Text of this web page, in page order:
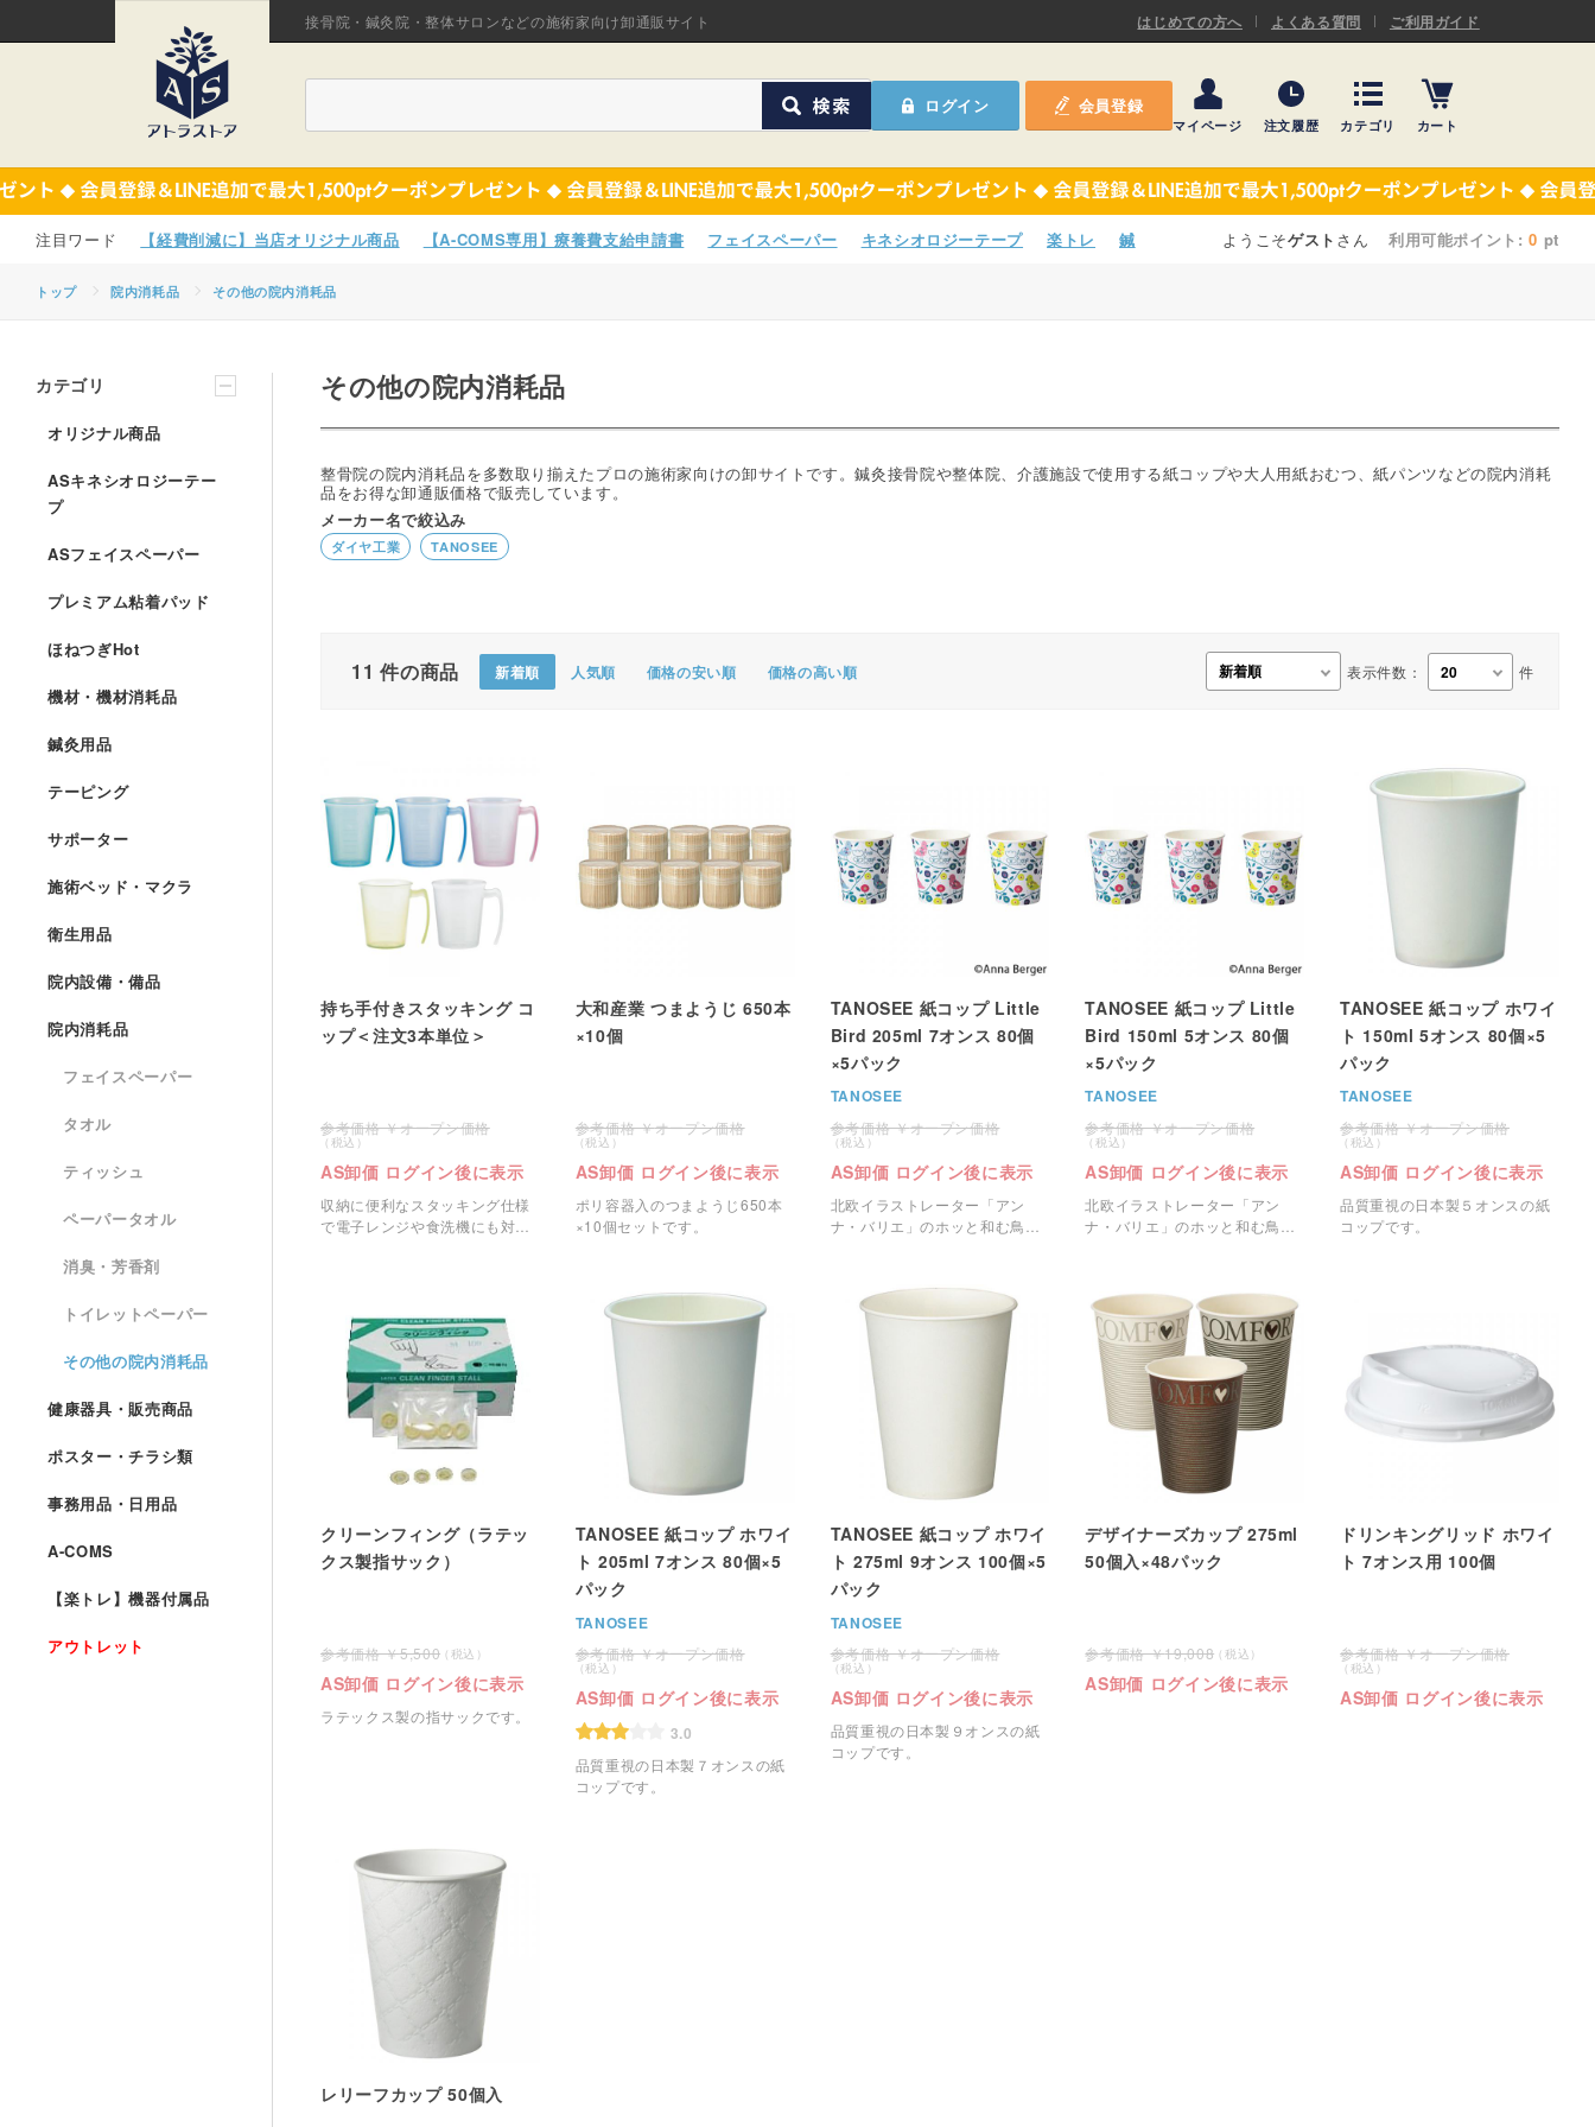
接骨院・鍼灸院・整体サロンなどの施術家向け卸通販サイト はじめての方へ よくある質問 ご利用ガイド
ログイン 会員登録
マイページ 注文履歴 カテゴリ
オリジナル商品 ASキネシオロジーテープ
カート
【経費削減に】当店オリジナル商品 【A-COMS専用】療養費支給申請書 フェイスペーパー キネシオロジーテープ 楽トレ 鍼 ようこそゲスト さん 利用可能ポイント:0 pt
トップ 院内消耗品 その他の院内消耗品
その他の院内消耗品
整骨院の院内消耗品を多数取り揃えたプロの施術家向けの卸サイトです。鍼灸接骨院や整体院、介護施設で使用する紙コップや大人用紙おむつ、紙パンツなどの院内消耗
品をお得な卸通販価格で販売しています。
メーカー名で絞込み
ダイヤ工業 TANOSEE
11 件の商品 新着順 人気順 価格の安い順 価格の高い順 表示件数： 件
持ち手付きスタッキング コ
ップ＜注文3本単位＞
オープン価格
AS卸価 ログイン後に表示
収納に便利なスタッキング仕様
で電子レンジや食洗機にも対応
大和産業 つまようじ 650本
×10個
オープン価格
AS卸価 ログイン後に表示
ポリ容器入のつまようじ650本
×10個セットです。
TANOSEE 紙コップ Little
Bird 205ml 7オンス 80個
×5パック
TANOSEE
オープン価格
AS卸価 ログイン後に表示
北欧イラストレーター「アン
ナ・バリエ」のホッと和む鳥の
TANOSEE 紙コップ Little
Bird 150ml 5オンス 80個
×5パック
TANOSEE
オープン価格
AS卸価 ログイン後に表示
北欧イラストレーター「アン
ナ・バリエ」のホッと和む鳥の
TANOSEE 紙コップ ホワイ
ト 150ml 5オンス 80個×5
パック
TANOSEE
オープン価格
AS卸価 ログイン後に表示
品質重視の日本製５オンスの紙
コップです。
クリーンフィング（ラテッ
クス製指サック）
5,500
AS卸価 ログイン後に表示
ラテックス製の指サックです。
TANOSEE 紙コップ ホワイ
ト 205ml 7オンス 80個×5
パック
TANOSEE
オープン価格
AS卸価 ログイン後に表示
3.0
品質重視の日本製７オンスの紙
コップです。
TANOSEE 紙コップ ホワイ
ト 275ml 9オンス 100個×5
パック
TANOSEE
オープン価格
AS卸価 ログイン後に表示
品質重視の日本製９オンスの紙
コップです。
デザイナーズカップ 275ml
50個入×48パック
19,008
AS卸価 ログイン後に表示
ドリンキングリッド ホワイ
ト 7オンス用 100個
オープン価格
AS卸価 ログイン後に表示
レリーフカップ 50個入
カテゴリ
オリジナル商品
ASキネシオロジーテー
プ
ASフェイスペーパー
プレミアム粘着パッド
ほねつぎHot
機材・機材消耗品
鍼灸用品
テーピング
サポーター
施術ベッド・マクラ
衛生用品
院内設備・備品
院内消耗品
フェイスペーパー
タオル
ティッシュ
ペーパータオル
消臭・芳香剤
トイレットペーパー
その他の院内消耗品
健康器具・販売商品
ポスター・チラシ類
事務用品・日用品
A-COMS
【楽トレ】機器付属品
アウトレット
ほねつぎHot 機材・機材消耗品
鍼灸用品 テーピング
サポーター 施術ベッド・マクラ
A-COMS 【楽トレ】機器付属品